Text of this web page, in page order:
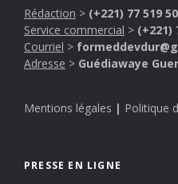
Rédaction > (+221) 77 519
Service commercial > (+221)
Courriel >
Adresse > Guédiawaye
Mentions légales | Politique
PRESSE EN LIGNE